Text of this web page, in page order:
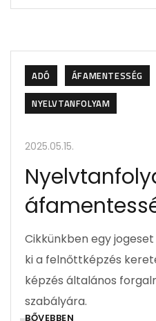
ADÓ ÁFAMENTESSÉG
NYELVTANFOLYAM
2025.05.15.
Cikkünkben egy
ki a felnőttképzés
képzés általános
szabályára.
BŐVEBBEN